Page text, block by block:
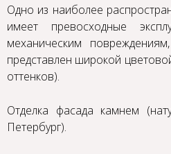
Одно из наиболее
имеет превосходные
механическим
представлен широкой
оттенков).
Отделка фасада камнем
Петербург).